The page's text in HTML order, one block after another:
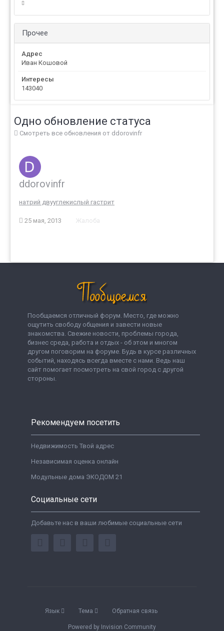
Прочее
Адрес
Иван Кошовой
Интересы
143040
Одно обновление статуса
Смотреть все обновления от ddorovinfr
ddorovinfr
натрий двууглекислый гастрит
25 мая, 2013 Жалоба
Пообщаемся отличный форум. Место, где можно
ощутить свободу общения и завести новые
знакомства. Свежие новости, проблемы города,
бизнес среда, работа и отдых - об этом и многом
другом поговорим на форуме. Будь в курсе различных
событий, находясь всегда вместе с нами. Ведь наш
сайт помогает посмотреть на свой город с другой
стороны.
Рекомендуем посетить
Недвижимость Твой адрес
Независимая оценка онлайн
Модульные дома ЭКОДОМ 21
Социальные сети
Добавьте нас в ваши любимые социальные сети
Язык Тема Обратная связь
Powered by Invision Community